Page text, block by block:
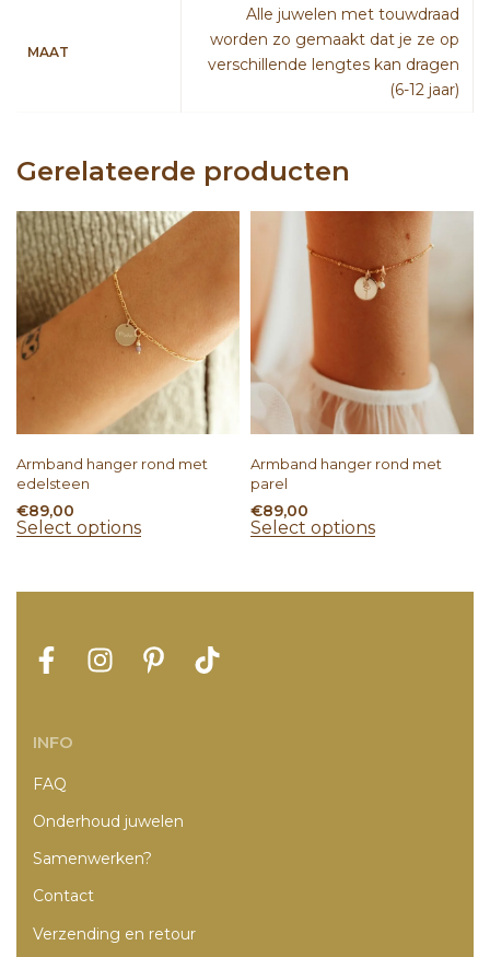
MAAT
Alle juwelen met touwdraad
worden zo gemaakt dat je ze op
verschillende lengtes kan dragen
(6-12 jaar)
Gerelateerde producten
Armband hanger rond met
edelsteen
€89,00
Select options
Armband hanger rond met
parel
€89,00
Select options
INFO
FAQ
Onderhoud juwelen
Samenwerken?
Contact
Verzending en retour